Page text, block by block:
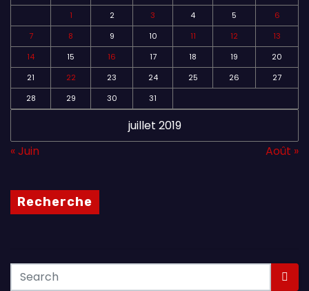
juillet 2019
1
2 3 4 5
6
7
8 9 10 11 12
13
14
15 16 17 18 19
20
21
22 23 24 25 26
27
28
29 30 31
« Juin Août »
Recherche